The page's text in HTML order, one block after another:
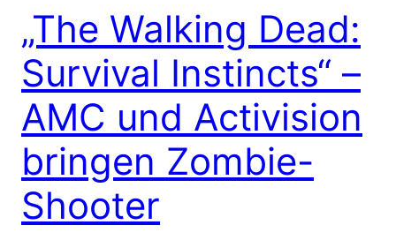
„The Walking Dead:
Survival Instincts“ –
AMC und Activision
bringen Zombie-
Shooter